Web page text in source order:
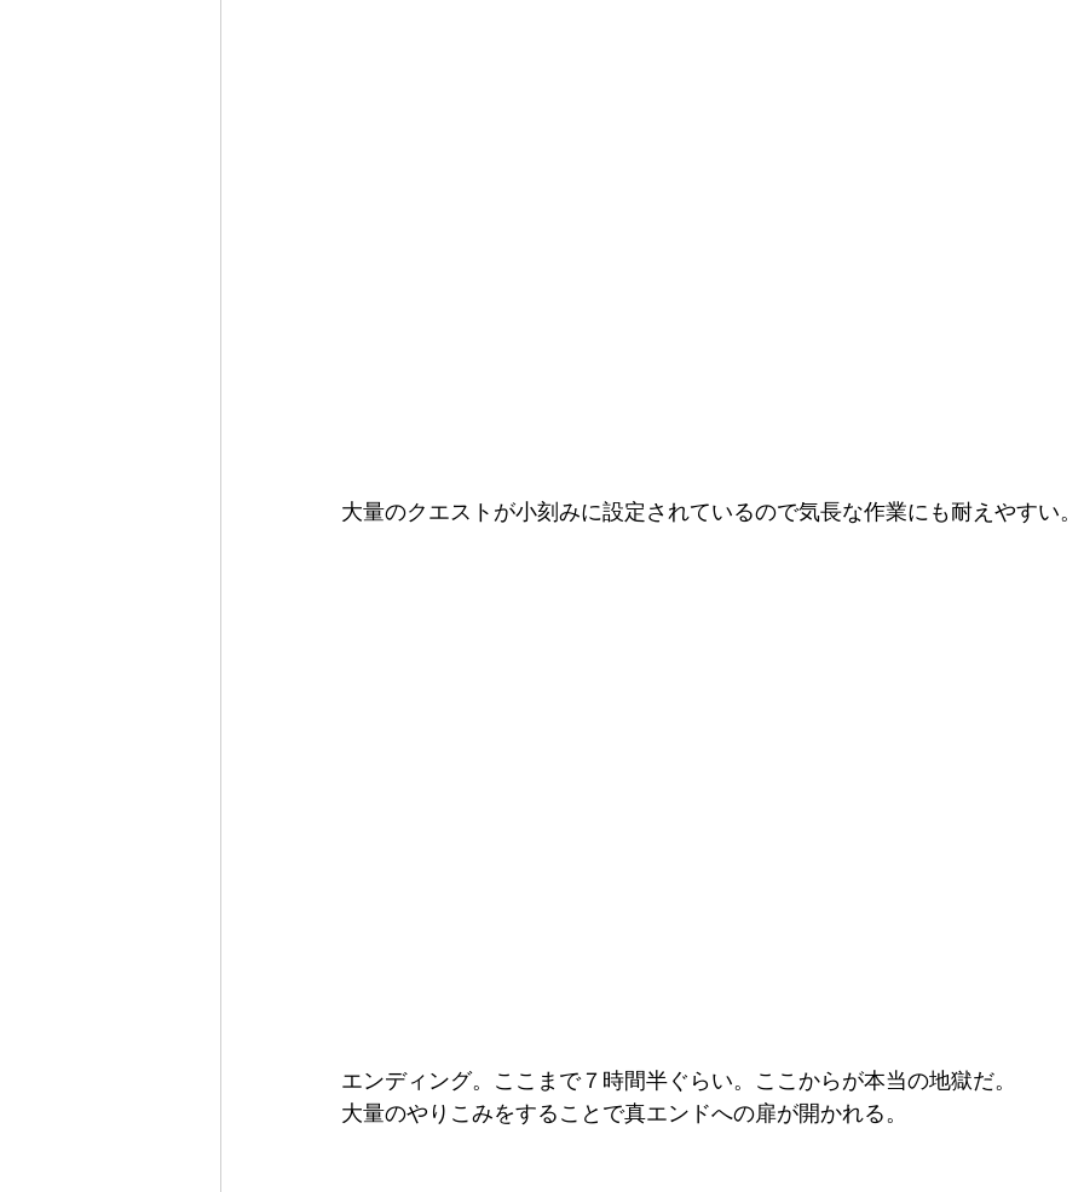
大量のクエストが小刻みに設定されているので気長な作業にも耐えやすい。
エンディング。ここまで７時間半ぐらい。ここからが本当の地獄だ。
大量のやりこみをすることで真エンドへの扉が開かれる。